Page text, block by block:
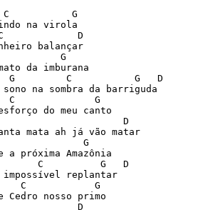
G
na virola
D
balançar
G
da imburana
G         C           G   D
na sombra da barriguda
C              G
do meu canto
D
mata ah já vão matar
G
próxima Amazônia
C          G   D
impossível replantar
C            G
nosso primo
D